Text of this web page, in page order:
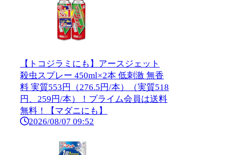
【トコジラミにも】アースジェット
殺虫スプレー 450ml×2本 低刺激 無香
料 実質553円（276.5円/本）（実質518
円、259円/本）！プライム会員は送料
無料！【マダニにも】
2026/08/07 09:52